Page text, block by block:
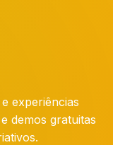
experiências
demos gratuitas